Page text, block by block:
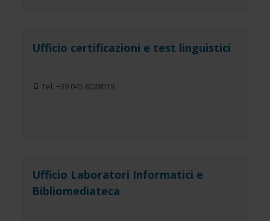
Ufficio certificazioni e test linguistici
Tel. +39 045 8028019
Ufficio Laboratori Informatici e
Bibliomediateca